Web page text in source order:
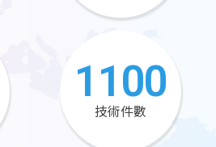
1100
技術件數